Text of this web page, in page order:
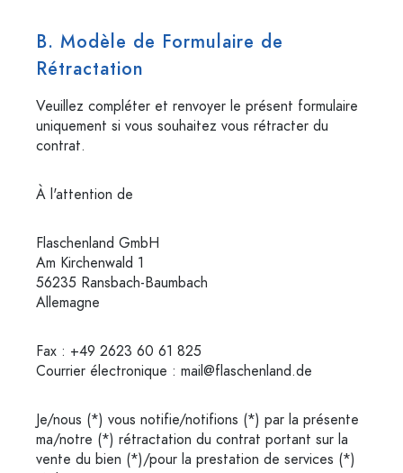
B. Modèle de Formulaire de
Rétractation
Veuillez compléter et renvoyer le présent formulaire
uniquement si vous souhaitez vous rétracter du
contrat.
À l'attention de
Flaschenland GmbH
Am Kirchenwald 1
56235 Ransbach-Baumbach
Allemagne
Fax : +49 2623 60 61 825
Courrier électronique : mail@flaschenland.de
Je/nous (*) vous notifie/notifions (*) par la présente
ma/notre (*) rétractation du contrat portant sur la
vente du bien (*)/pour la prestation de services (*)